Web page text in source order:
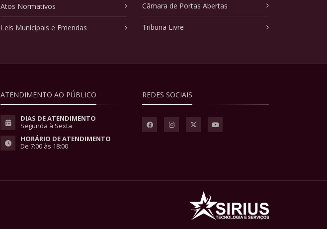
Atos Normativos
Leis Municipais e Emendas
Câmara de Portas Abertas
Tribuna Livre
ATENDIMENTO AO PÚBLICO
DIAS DE ATENDIMENTO
Segunda à Sexta
HORÁRIO DE ATENDIMENTO
De 7:00 às 18:00
REDES SOCIAIS